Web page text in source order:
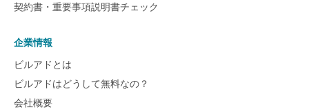
契約書・重要事項説明書チェック
企業情報
ビルアドとは
ビルアドはどうして無料なの？
会社概要